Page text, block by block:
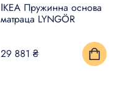
ІКЕА Пружинна основа
матраца LYNGÖR
29 881 ₴